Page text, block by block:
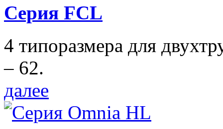
Серия FCL
4 типоразмера для
– 62.
далее